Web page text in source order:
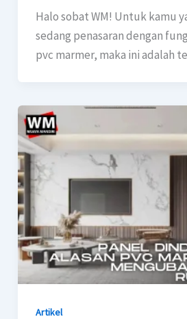
Halo sobat WM! Untuk kamu
sedang penasaran dengan
pvc marmer, maka ini adalah
Artikel